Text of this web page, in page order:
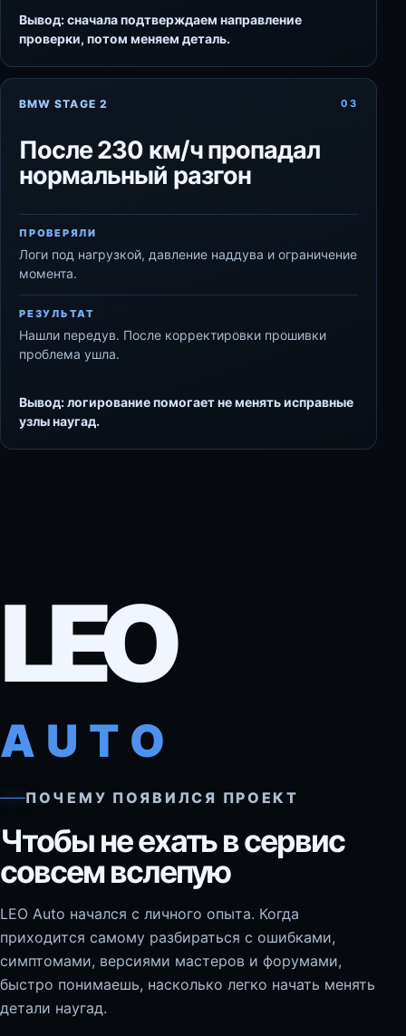
Вывод: сначала подтверждаем направление
проверки, потом меняем деталь.
BMW STAGE 2 03
После 230 км/ч пропадал
нормальный разгон
ПРОВЕРЯЛИ
Логи под нагрузкой, давление наддува и ограничение
момента.
РЕЗУЛЬТАТ
Нашли передув. После корректировки прошивки
проблема ушла.
Вывод: логирование помогает не менять исправные
узлы наугад.
LEO
AUTO
ПОЧЕМУ ПОЯВИЛСЯ ПРОЕКТ
Чтобы не ехать в сервис
совсем вслепую
LEO Auto начался с личного опыта. Когда
приходится самому разбираться с ошибками,
симптомами, версиями мастеров и форумами,
быстро понимаешь, насколько легко начать менять
детали наугад.